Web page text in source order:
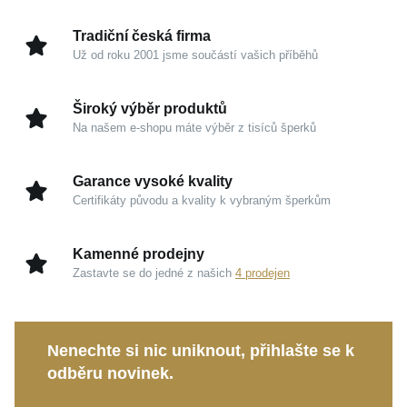
Šířka přívěsku
9 mm
Hmotnost
3,1 g
který působí naprosto čistě a nadčasově. Je to přesně
ten kousek, který vdechne vašemu stylu diskrétní
Kouzlo v detailech
úpravou rhodiováním zajišťuje chladivou eleganci
a chrání šperk před vlivy času.
náhrdelníku bílý tón s typickým hedvábným
třpytem, díky němuž je každý kousek naprostým
nese tvar srdce, který je univerzálním vyjádřením
upřímné náklonnosti, blízkosti a vnitřní rovnováhy.
Tradiční česká firma
Už od roku 2001 jsme součástí vašich příběhů
Široký výběr produktů
Na našem e-shopu máte výběr z tisíců šperků
Garance vysoké kvality
Certifikáty původu a kvality k vybraným šperkům
Kamenné prodejny
Zastavte se do jedné z našich 4 prodejen
Nenechte si nic uniknout, přihlašte se k
odběru novinek.